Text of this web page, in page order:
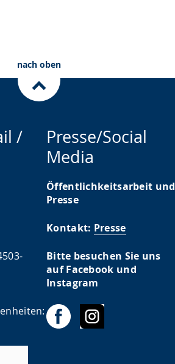
nach oben
/
Presse/Social
Media
Öffentlichkeitsarbeit und
Presse
Kontakt: Presse
Bitte besuchen Sie uns
auf Facebook und
Instagram